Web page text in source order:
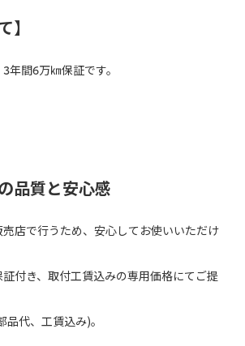
】
年間6万㎞保証です。
品質と安心感
店で行うため、安心してお使いいただけ
証付き、取付工賃込みの専用価格にてご提
代、工賃込み)。